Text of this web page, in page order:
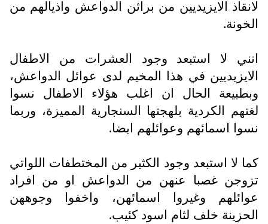
لانقاذ الايزيديين من براثن الدواعش واذيالهم من
الخونة.
انني لا استبعد وجود العشرات من الاطفال
الايزيديين في هذا المخيم لدى عوائل الدواعش،
وبطبيعة الحال ان اغلب هؤلاء الاطفال نسوا
لغتهم الكردية بلهجتها السنجارية المميزة، وربما
نسوا اسمائهم وعوائلهم ايضا.
كما لا استبعد وجود الكثير من المختطفات اللواتي
تزوجن غصبا عنهن من الدواعش او من افراد
عوائلهم وغيروا اسمائهن، واخفوا وجوههن
الحزينة خلف لثام اسود كئيب.